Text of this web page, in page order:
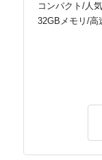
コンパクト/人
32GBメモリ/高